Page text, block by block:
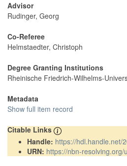
Advisor
Rudinger, Georg
Co-Referee
Helmstaedter, Christoph
Degree Granting Institutions
Rheinische Friedrich-Wilhelms-
Metadata
Show full item record
Citable Links
Handle: https://hdl.handle.net/
URN: https://nbn-